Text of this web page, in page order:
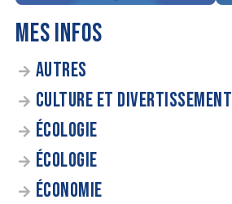
MES INFOS
AUTRES
CULTURE ET DIVERTISSEMENT
ÉCOLOGIE
ÉCOLOGIE
ÉCONOMIE